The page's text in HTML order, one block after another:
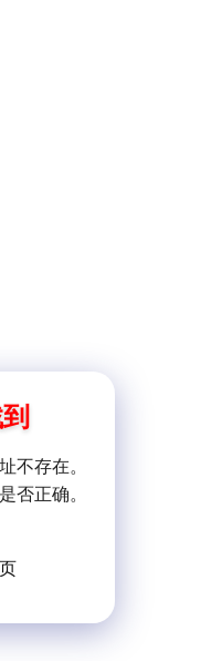
不存在。
否正确。